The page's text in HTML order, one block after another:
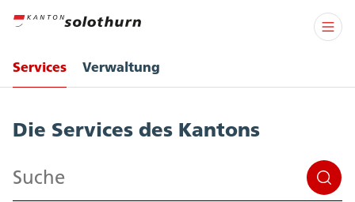
Services Verwaltung
Die Services des Kantons
Suchen